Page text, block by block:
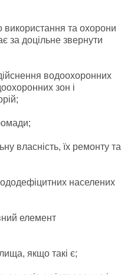
використання та охорони
за доцільне звернути
водоохоронних
зон і
власність, їх ремонту та
населених
елемент
якщо такі є;